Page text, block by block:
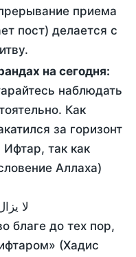
приема
пост) делается с
на сегодня:
наблюдать
Как
за горизонт
так как
Аллаха)
لا
благе до тех пор,
(Хадис